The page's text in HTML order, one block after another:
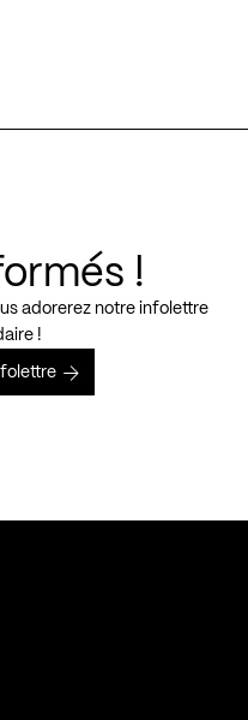
!
adorerez notre infolettre
!